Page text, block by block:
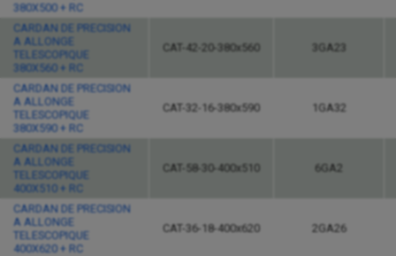
380X500 + RC
CARDAN DE PRECISION
A ALLONGE
TELESCOPIQUE
380X560 + RC
CAT-42-20-380x560 3GA23
CARDAN DE PRECISION
A ALLONGE
TELESCOPIQUE
380X590 + RC
CAT-32-16-380x590 1GA32
CARDAN DE PRECISION
A ALLONGE
TELESCOPIQUE
400X510 + RC
CAT-58-30-400x510 6GA2
CARDAN DE PRECISION
A ALLONGE
TELESCOPIQUE
400X620 + RC
CAT-36-18-400x620 2GA26